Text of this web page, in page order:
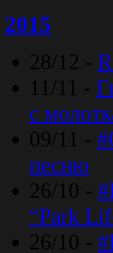
2015
28/12 -
11/11 -
с
09/11 -
песню
26/10 -
“Park
26/10 -